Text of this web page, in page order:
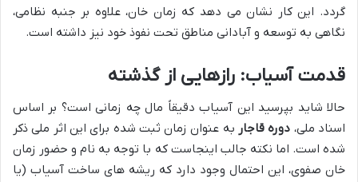
گردد. این کار نشان می دهد که زمان خان، علاوه بر جنبه نظامی،
نگاهی به توسعه و آبادانی مناطق تحت نفوذ خود نیز داشته است.
قدمت آسیاب: رازهایی از گذشته
حالا شاید بپرسید این آسیاب دقیقاً مال چه زمانی است؟ بر اساس
اسناد ملی، دوره قاجار به عنوان زمان ثبت شده برای این اثر ملی ذکر
شده است. اما نکته جالب اینجاست که با توجه به نام و حضور زمان
خان صفوی، این احتمال وجود دارد که ریشه های ساخت آسیاب (یا